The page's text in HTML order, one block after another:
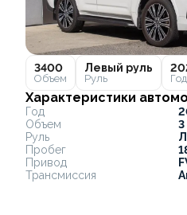
3400
Объем
Левый руль
Руль Год
Характеристики
Год
Объем
3
Руль
Пробег
Привод
Трансмиссия